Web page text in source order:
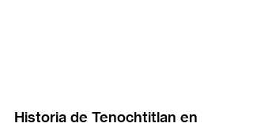
Historia de Tenochtitlan en